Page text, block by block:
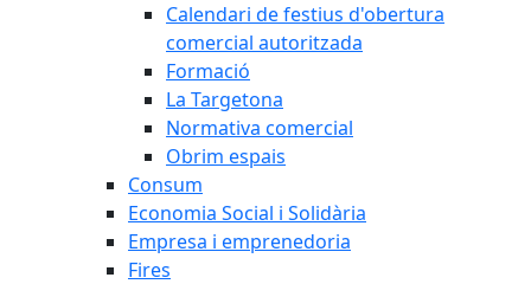
Calendari de festius d'obertura
comercial autoritzada
Formació
La Targetona
Normativa comercial
Obrim espais
Consum
Economia Social i Solidària
Empresa i emprenedoria
Fires